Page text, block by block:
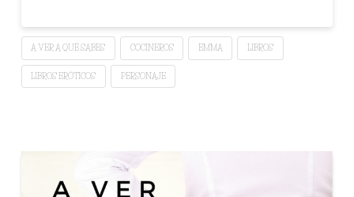
A VER A QUÉ SABES COCINEROS EMMA LIBROS
LIBROS ERÓTICOS PERSONAJE